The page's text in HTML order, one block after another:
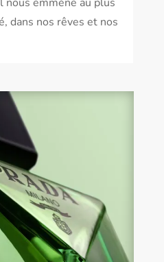
dans nos rêves et nos